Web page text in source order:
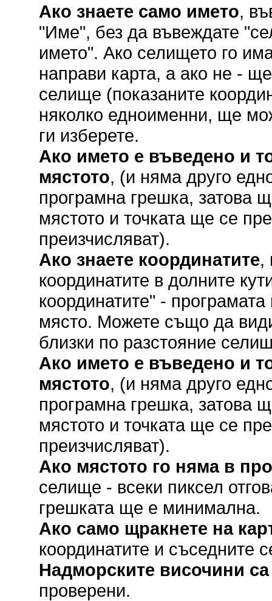
Ако знаете само името,
"Име", без да въвеждате
името". Ако селището го
направи карта, а ако не -
селище (показаните
няколко едноименни, ще
ги изберете.
Ако името е въведено и
мястото, (и няма друго
програмна грешка, затова
мястото и точката ще се
преизчисляват).
Ако знаете координатите,
координатите в долните
координатите" -
място. Можете също да
близки по разстояние
Ако името е въведено и
мястото, (и няма друго
програмна грешка, затова
мястото и точката ще се
преизчисляват).
Ако мястото го няма в
селище - всеки пиксел
грешката ще е минимална.
Ако само щракнете на
координатите и съседните
Надморските височини
проверени.